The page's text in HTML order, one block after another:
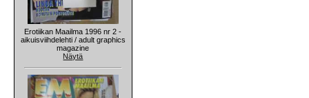
Erotiikan Maailma 1996 nr 2 -
aikuisviihdelehti / adult graphics
magazine
Näytä